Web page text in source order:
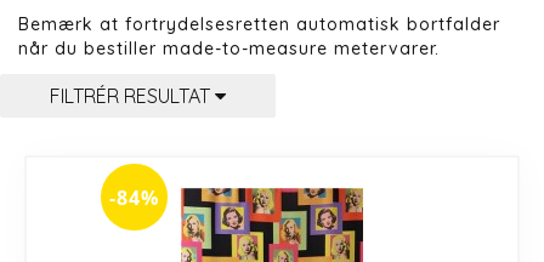
Bemærk at fortrydelsesretten automatisk bortfalder
når du bestiller made-to-measure metervarer.
FILTRÉR RESULTAT
-84%